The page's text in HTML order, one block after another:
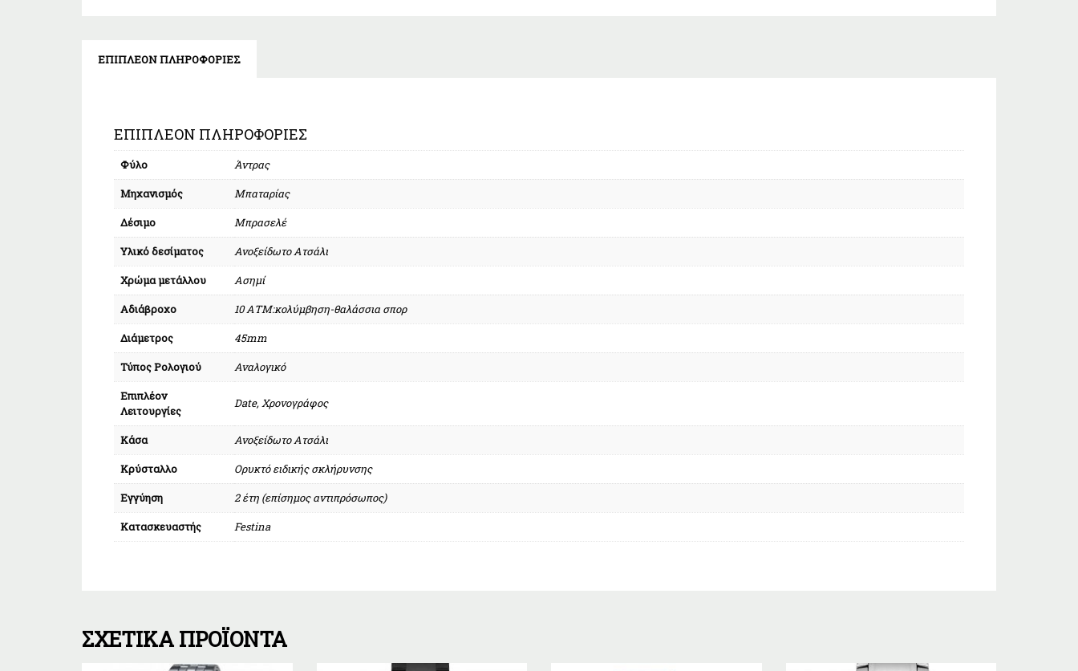
ΕΠΙΠΛΈΟΝ ΠΛΗΡΟΦΟΡΊΕΣ
ΕΠΙΠΛΈΟΝ ΠΛΗΡΟΦΟΡΊΕΣ
Φύλο
Άντρας
Μηχανισμός
Μπαταρίας
Δέσιμο
Μπρασελέ
Υλικό δεσίματος
Ανοξείδωτο Ατσάλι
Χρώμα μετάλλου
Ασημί
Αδιάβροχο
10 ΑΤΜ:κολύμβηση-θαλάσσια σπορ
Διάμετρος
45mm
Τύπος Ρολογιού
Αναλογικό
Επιπλέον
Λειτουργίες
Date, Χρονογράφος
Κάσα
Ανοξείδωτο Ατσάλι
Κρύσταλλο
Ορυκτό ειδικής σκλήρυνσης
Εγγύηση
2 έτη (επίσημος αντιπρόσωπος)
Κατασκευαστής
Festina
ΣΧΕΤΙΚΆ ΠΡΟΪΌΝΤΑ